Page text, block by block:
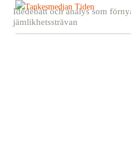
Idédebatt och analys som
jämlikhetssträvan